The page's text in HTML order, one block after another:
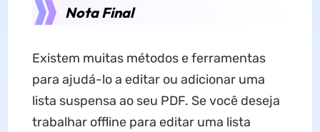
Nota Final
Existem muitas métodos e ferramentas
para ajudá-lo a editar ou adicionar uma
lista suspensa ao seu PDF. Se você deseja
trabalhar offline para editar uma lista